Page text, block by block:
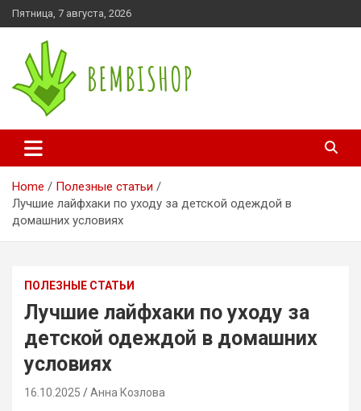
Skip
to
Пятница, 7 августа, 2026
bembishop.com.ua
Home
Полезные статьи
Лучшие лайфхаки по уходу за детской одеждой в
домашних условиях
ПОЛЕЗНЫЕ СТАТЬИ
Лучшие лайфхаки по уходу за
детской одеждой в домашних
условиях
16.10.2025 Анна Козлова